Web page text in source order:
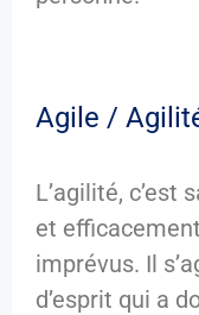
Agile /
L’agilité, c’est
et
imprévus. Il
d’esprit qui a